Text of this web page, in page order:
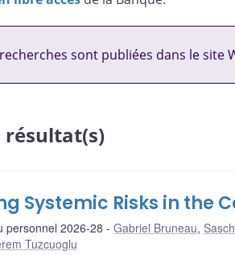
sont publiées dans le site
résultat(s)
Systemic Risks in the
personnel 2026-28 Gabriel Bruneau,
Tuzcuoglu